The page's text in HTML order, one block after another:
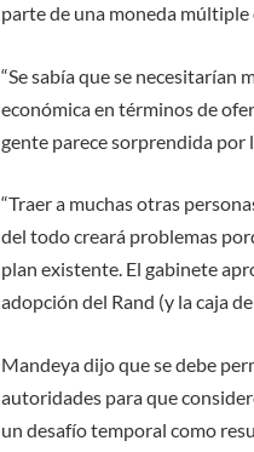
parte de una moneda
“Se sabía que se
económica en términos de
gente parece sorprendida por
“Traer a muchas otras
del todo creará problemas
plan existente. El gabinete
adopción del Rand (y la caja
Mandeya dijo que se debe
autoridades para que
un desafío temporal como